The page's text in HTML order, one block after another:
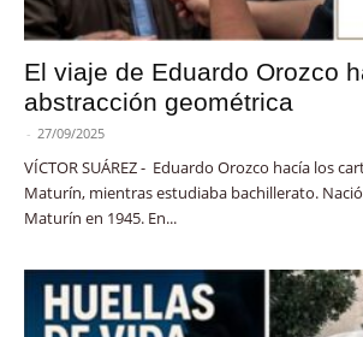
El viaje de Eduardo Orozco
abstracción geométrica
- 27/09/2025
VÍCTOR SUÁREZ - Eduardo Orozco hacía los
Maturín, mientras estudiaba bachillerato.
Maturín en 1945. En...